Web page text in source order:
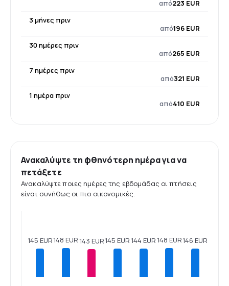
από223 EUR
3 μήνες πριν
από196 EUR
30 ημέρες πριν
από265 EUR
7 ημέρες πριν
από321 EUR
1 ημέρα πριν
από410 EUR
Ανακαλύψτε τη φθηνότερη ημέρα για να
πετάξετε
Ανακαλύψτε ποιες ημέρες της εβδομάδας οι πτήσεις
είναι συνήθως οι πιο οικονομικές.
145 EUR148 EUR 143 EUR145 EUR 144 EUR 148 EUR146 EUR